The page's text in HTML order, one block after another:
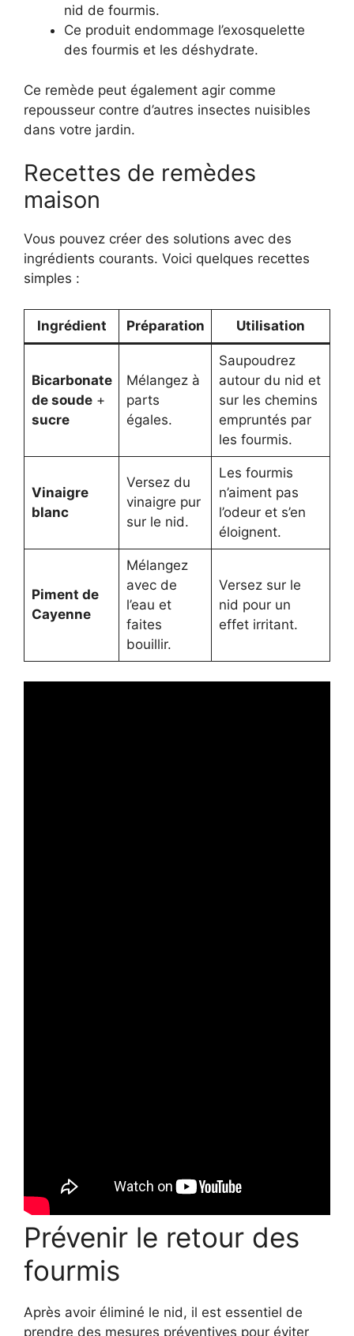
nid de fourmis.
Ce produit endommage l’exosquelette
des fourmis et les déshydrate.
Ce remède peut également agir comme
repousseur contre d’autres insectes nuisibles
dans votre jardin.
Recettes de remèdes
maison
Vous pouvez créer des solutions avec des
ingrédients courants. Voici quelques recettes
simples :
Ingrédient Préparation Utilisation
Bicarbonate
de soude+
sucre
Mélangez à
parts
égales.
Saupoudrez
autour du nid et
sur les chemins
empruntés par
les fourmis.
Vinaigre
blanc
Versez du
vinaigre pur
sur le nid.
Les fourmis
n’aiment pas
l’odeur et s’en
éloignent.
Piment de
Cayenne
Mélangez
avec de
l’eau et
faites
bouillir.
Versez sur le
nid pour un
effet irritant.
Prévenir le retour des
fourmis
Après avoir éliminé le nid, il est essentiel de
prendre des mesures préventives pour éviter